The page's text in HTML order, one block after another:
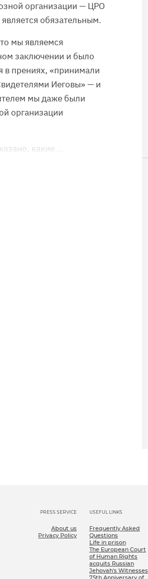
организации — ЦРО
обязательным.
мы являемся
заключении и было
в прениях, «принимали
Иеговы» — и
мы даже были
организации
какие …
PRESS SERVICE
About us
Privacy Policy
USEFUL LINKS
Frequently Asked
Questions
Life in prison
The European Court
of Human Rights
acquits Russian
Jehovah's Witnesses